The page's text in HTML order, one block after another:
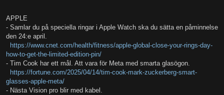
APPLE
- Samlar du på speciella ringar i Apple Watch ska du sätta en påminnelse
den 24:e april.
https://www.cnet.com/health/fitness/apple-global-close-your-rings-day-
how-to-get-the-limited-edition-pin/
- Tim Cook har ett mål. Att vara för Meta med smarta glasögon.
https://fortune.com/2025/04/14/tim-cook-mark-zuckerberg-smart-
glasses-apple-meta/
- Nästa Vision pro blir med kabel.